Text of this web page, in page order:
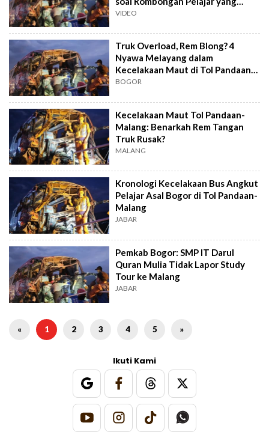
Alami Kecelakaan
VIDEO
Truk Overload, Rem Blong? 4
Nyawa Melayang dalam
Kecelakaan Maut di Tol Pandaan-
Malang
BOGOR
Kecelakaan Maut Tol Pandaan-
Malang: Benarkah Rem Tangan
Truk Rusak?
MALANG
Kronologi Kecelakaan Bus Angkut
Pelajar Asal Bogor di Tol Pandaan-
Malang
JABAR
Pemkab Bogor: SMP IT Darul
Quran Mulia Tidak Lapor Study
Tour ke Malang
JABAR
« 1 2 3 4 5 »
Ikuti Kami